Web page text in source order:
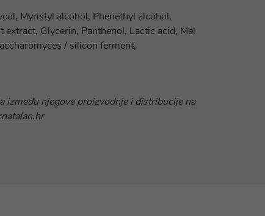
Myristyl alcohol, Phenethyl alcohol,
Glycerin, Panthenol, Lactic acid, Mel
/ silicon ferment,
između njegove proizvodnje i distribucije na